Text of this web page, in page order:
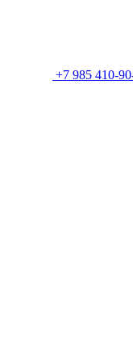
+7 985 410-